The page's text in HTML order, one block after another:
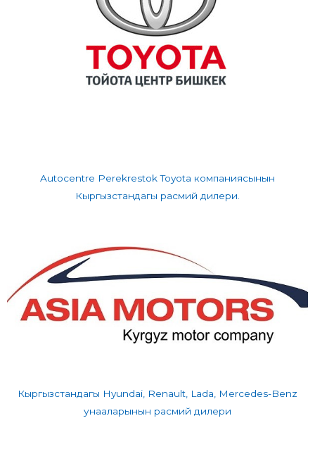
Autocentre Perekrestok Toyota компаниясынын
Кыргызстандагы расмий дилери.
Кыргызстандагы Hyundai, Renault, Lada, Mercedes-Benz
унааларынын расмий дилери